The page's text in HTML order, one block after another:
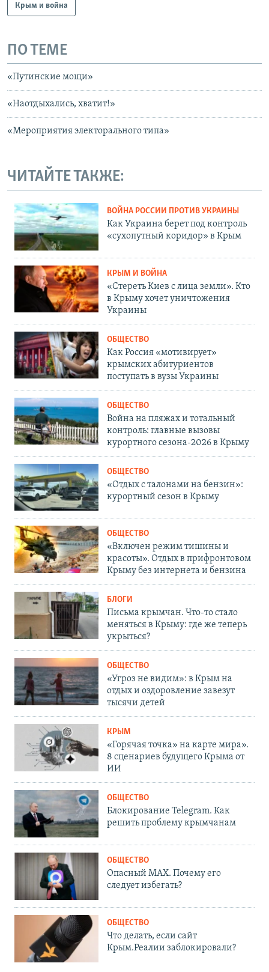
Крым и война
ПО ТЕМЕ
«Путинские мощи»
«Наотдыхались, хватит!»
«Мероприятия электорального типа»
ЧИТАЙТЕ ТАКЖЕ:
ВОЙНА РОССИИ ПРОТИВ УКРАИНЫ
Как Украина берет под контроль
«сухопутный коридор» в Крым
КРЫМ И ВОЙНА
«Стереть Киев с лица земли». Кто
в Крыму хочет уничтожения
Украины
ОБЩЕСТВО
Как Россия «мотивирует»
крымских абитуриентов
поступать в вузы Украины
ОБЩЕСТВО
Война на пляжах и тотальный
контроль: главные вызовы
курортного сезона-2026 в Крыму
ОБЩЕСТВО
«Отдых с талонами на бензин»:
курортный сезон в Крыму
ОБЩЕСТВО
«Включен режим тишины и
красоты». Отдых в прифронтовом
Крыму без интернета и бензина
БЛОГИ
Письма крымчан. Что-то стало
меняться в Крыму: где же теперь
укрыться?
ОБЩЕСТВО
«Угроз не видим»: в Крым на
отдых и оздоровление завезут
тысячи детей
КРЫМ
«Горячая точка» на карте мира».
8 сценариев будущего Крыма от
ИИ
ОБЩЕСТВО
Блокирование Telegram. Как
решить проблему крымчанам
ОБЩЕСТВО
Опасный MAX. Почему его
следует избегать?
ОБЩЕСТВО
Что делать, если сайт
Крым.Реалии заблокировали?